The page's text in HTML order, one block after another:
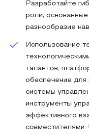
Разработайте
роли,
разнообразие
Использование
талантов,
обеспечение для
системы
инструменты
эффективного